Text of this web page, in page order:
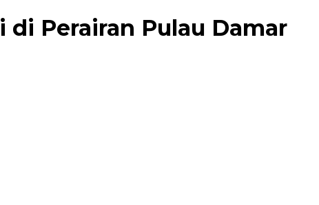
Perairan Pulau Damar